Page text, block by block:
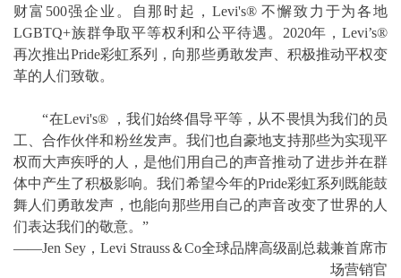
财富500强企业。自那时起，Levi's® 不懈致力于为各地
LGBTQ+族群争取平等权利和公平待遇。2020年，Levi’s®
再次推出Pride彩虹系列，向那些勇敢发声、积极推动平权变
革的人们致敬。
“在Levi's® ，我们始终倡导平等，从不畏惧为我们的员
工、合作伙伴和粉丝发声。我们也自豪地支持那些为实现平
权而大声疾呼的人，是他们用自己的声音推动了进步并在群
体中产生了积极影响。我们希望今年的Pride彩虹系列既能鼓
舞人们勇敢发声，也能向那些用自己的声音改变了世界的人
们表达我们的敬意。”
——Jen Sey，Levi Strauss＆Co全球品牌高级副总裁兼首席市
场营销官